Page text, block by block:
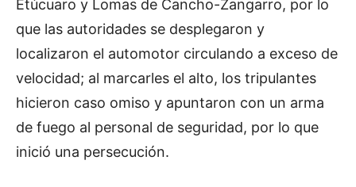
Etúcuaro y Lomas de Cancho-Zangarro, por lo
que las autoridades se desplegaron y
localizaron el automotor circulando a exceso de
velocidad; al marcarles el alto, los tripulantes
hicieron caso omiso y apuntaron con un arma
de fuego al personal de seguridad, por lo que
inició una persecución.